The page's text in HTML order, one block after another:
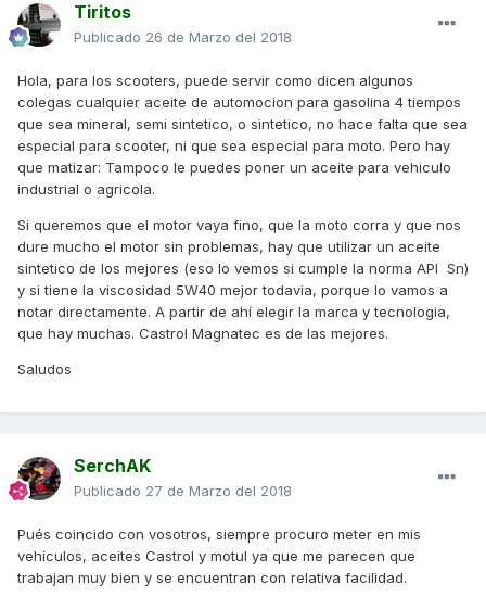
Tiritos
Publicado 26 de Marzo del 2018
Hola, para los scooters, puede servir como dicen algunos
colegas cualquier aceite de automocion para gasolina 4 tiempos
que sea mineral, semi sintetico, o sintetico, no hace falta que sea
especial para scooter, ni que sea especial para moto. Pero hay
que matizar: Tampoco le puedes poner un aceite para vehiculo
industrial o agricola.
Si queremos que el motor vaya fino, que la moto corra y que nos
dure mucho el motor sin problemas, hay que utilizar un aceite
sintetico de los mejores (eso lo vemos si cumple la norma API Sn)
y si tiene la viscosidad 5W40 mejor todavia, porque lo vamos a
notar directamente. A partir de ahí elegir la marca y tecnologia,
que hay muchas. Castrol Magnatec es de las mejores.
Saludos
SerchAK
Publicado 27 de Marzo del 2018
Pués coincido con vosotros, siempre procuro meter en mis
vehículos, aceites Castrol y motul ya que me parecen que
trabajan muy bien y se encuentran con relativa facilidad.